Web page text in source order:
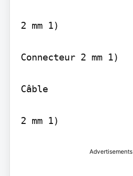
2 mm 1)
Connecteur 2 mm 1)
Câble
Advertisements